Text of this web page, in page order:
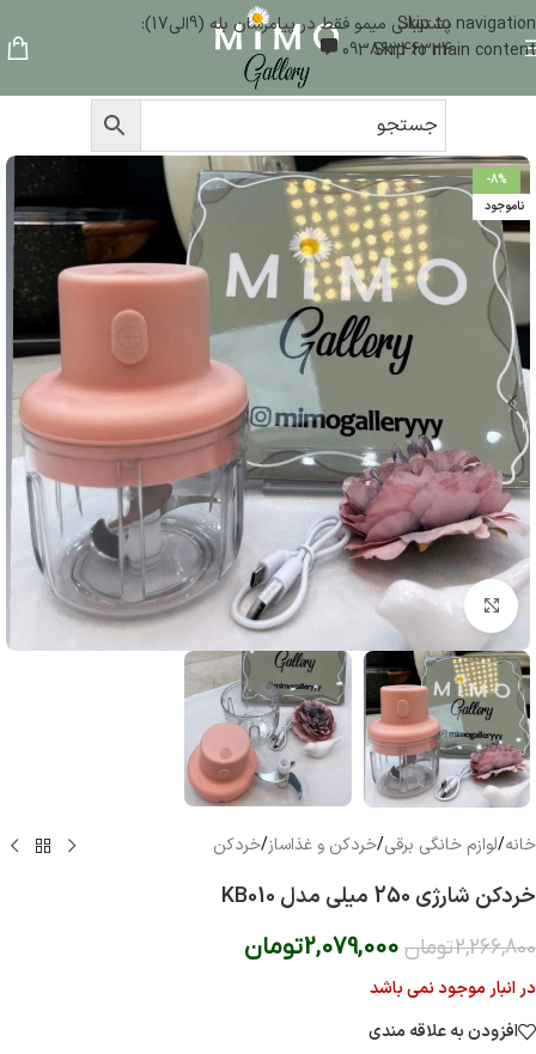
Skip to navigation
Skip to main content
پشتیبانی میمو فقط در پیامرسان بله (9الی17):
09386346324
-8%
ناموجود
بزرگنمایی تصویر
خانه/لوازم خانگی برقی/خردکن و غذاساز/خردکن
خردکن شارژی 250 میلی مدل KB010
2,266,800تومان 2,079,000تومان
در انبار موجود نمی باشد
افزودن به علاقه مندی